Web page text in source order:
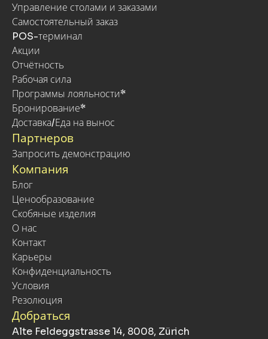
Управление столами и заказами
Самостоятельный заказ
POS-терминал
Акции
Отчётность
Рабочая сила
Программы лояльности*
Бронирование*
Доставка/Еда на вынос
Партнеров
Запросить демонстрацию
Компания
Блог
Ценообразование
Скобяные изделия
О нас
Контакт
Карьеры
Конфиденциальность
Условия
Резолюция
Добраться
Alte Feldeggstrasse 14, 8008, Zürich